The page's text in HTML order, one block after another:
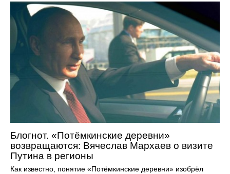
Блогнот. «Потёмкинские деревни»
возвращаются: Вячеслав Мархаев о визите
Путина в регионы
Как известно, понятие «Потёмкинские деревни» изобрёл